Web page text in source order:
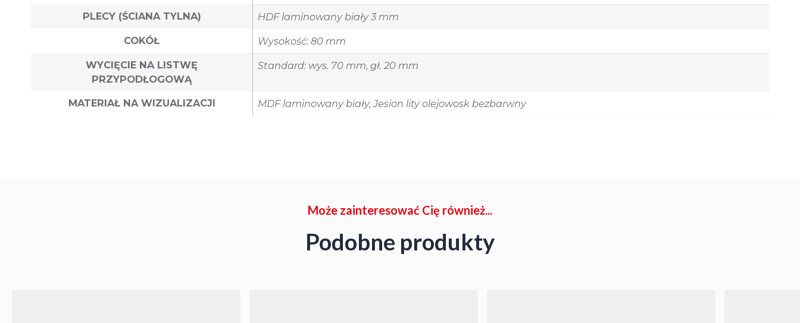
PLECY (ŚCIANA TYLNA)
HDF laminowany biały 3 mm
COKÓŁ
Wysokość: 80 mm
WYCIĘCIE NA LISTWĘ
PRZYPODŁOGOWĄ
Standard: wys. 70 mm, gł. 20 mm
MATERIAŁ NA WIZUALIZACJI MDF laminowany biały, Jesion lity olejowosk bezbarwny
Może zainteresować Cię również...
Podobne produkty